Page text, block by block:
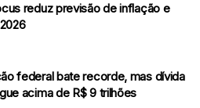
reduz previsão de inflação e
federal bate recorde, mas dívida
acima de R$ 9 trilhões